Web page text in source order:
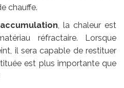
chauffe.
, la chaleur est
réfractaire. Lorsque
il sera capable de restituer
est plus importante que